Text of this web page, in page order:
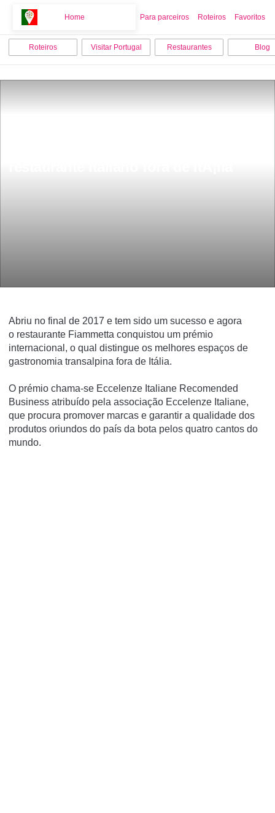
Home Para parceiros Roteiros Favoritos
Home
Roteiros Visitar Portugal Restaurantes Blog
Abriu no final de 2017 e tem sido um sucesso e agora
o restaurante Fiammetta conquistou um prémio
internacional, o qual distingue os melhores espaços de
gastronomia transalpina fora de Itália.
O prémio chama-se Eccelenze Italiane Recomended
Business atribuído pela associação Eccelenze Italiane,
que procura promover marcas e garantir a qualidade dos
produtos oriundos do país da bota pelos quatro cantos do
mundo.